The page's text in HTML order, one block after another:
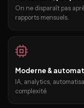
On ne disparaît pas
rapports mensuels.
Moderne &
IA, analytics,
complexité.